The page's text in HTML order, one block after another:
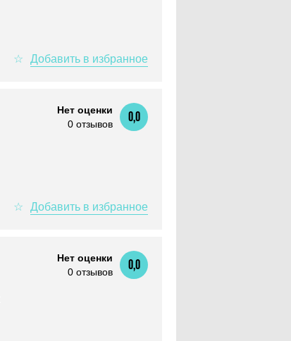
Нет оценки
0 отзывов
0,0
Нет оценки
0 отзывов
0,0